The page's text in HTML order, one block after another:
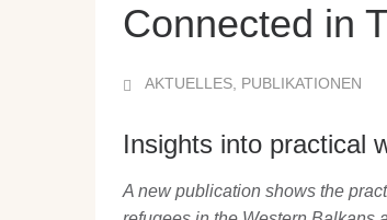
Connected in
AKTUELLES, PUBLIKATIONEN
Insights into practical
A new publication shows the